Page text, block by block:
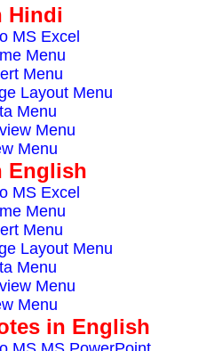
Hindi
MS Excel
Menu
Menu
Layout Menu
Menu
Menu
Menu
English
MS Excel
Menu
Menu
Layout Menu
Menu
Menu
Menu
in English